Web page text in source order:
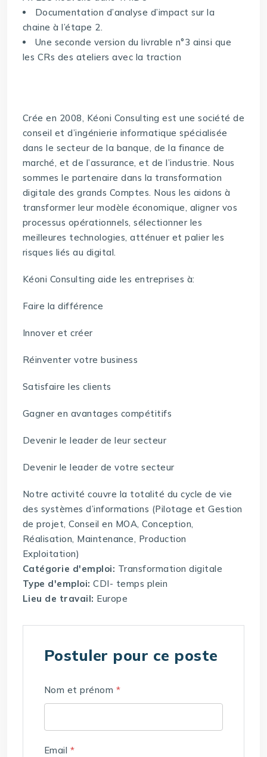
Documentation d’analyse d’impact sur la
chaine à l’étape 2.
Une seconde version du livrable n°3 ainsi que
les CRs des ateliers avec la traction
Crée en 2008, Kéoni Consulting est une société de
conseil et d’ingénierie informatique spécialisée
dans le secteur de la banque, de la finance de
marché, et de l’assurance, et de l’industrie. Nous
sommes le partenaire dans la transformation
digitale des grands Comptes. Nous les aidons à
transformer leur modèle économique, aligner vos
processus opérationnels, sélectionner les
meilleures technologies, atténuer et palier les
risques liés au digital.
Kéoni Consulting aide les entreprises à:
Faire la différence
Innover et créer
Réinventer votre business
Satisfaire les clients
Gagner en avantages compétitifs
Devenir le leader de leur secteur
Devenir le leader de votre secteur
Notre activité couvre la totalité du cycle de vie
des systèmes d’informations (Pilotage et Gestion
de projet, Conseil en MOA, Conception,
Réalisation, Maintenance, Production
Exploitation)
Catégorie d'emploi: Transformation digitale
Type d'emploi:CDI- temps plein
Lieu de travail: Europe
Postuler pour ce poste
Nom et prénom *
Email *